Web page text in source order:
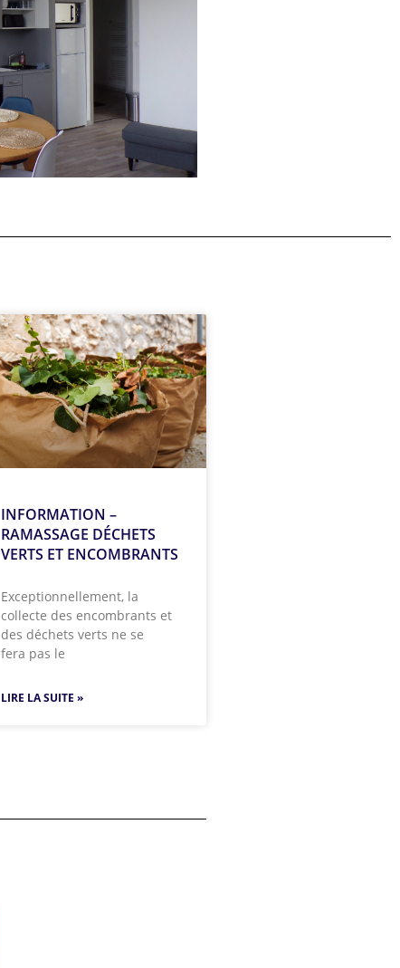
INFORMATION –
RAMASSAGE DÉCHETS
VERTS ET ENCOMBRANTS
Exceptionnellement, la
collecte des encombrants et
des déchets verts ne se
fera pas le
LIRE LA SUITE »